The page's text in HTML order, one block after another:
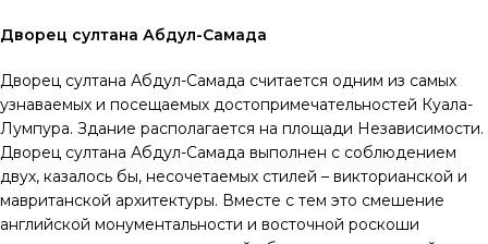
Дворец султана Абдул-Самада
Дворец султана Абдул-Самада считается одним из самых
узнаваемых и посещаемых достопримечательностей Куала-
Лумпура. Здание располагается на площади Независимости.
Дворец султана Абдул-Самада выполнен с соблюдением
двух, казалось бы, несочетаемых стилей – викторианской и
мавританской архитектуры. Вместе с тем это смешение
английской монументальности и восточной роскоши